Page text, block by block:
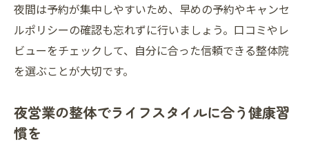
夜間は予約が集中しやすいため、早めの予約やキャンセ
ルポリシーの確認も忘れずに行いましょう。口コミやレ
ビューをチェックして、自分に合った信頼できる整体院
を選ぶことが大切です。
夜営業の整体でライフスタイルに合う健康習
慣を